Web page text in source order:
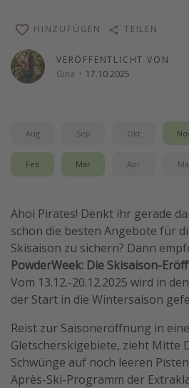
Singlereisen
Strandurlaub
Gruppenreisen
Reise Journal
Familienurlaub in der Türkei
Rundreisen in Thailand
Bahnreisen in der Schweiz
Reisepassfreie Reiseziele
Travel Know How
Silvesterreisen
Last Minute Urlaub Mallorca
VERÖFFENTLICHT VON
Gina · 17.10.2025
HINZUFÜGEN TEILEN
Aug Sep Okt
Feb Mär Apr
Ahoi Pirates! Denkt ihr gerade
schon die besten Angebote für
Skisaison zu sichern? Dann
PowderWeek: Die Skisaison-
Vom 13.12.-20.12.2025 wird in
der Start in die Wintersaison
Reist zur Saisoneröffnung in
Gletscherskigebiete, zieht Mitte
Schwünge auf noch leeren
Après-Ski-Programm der